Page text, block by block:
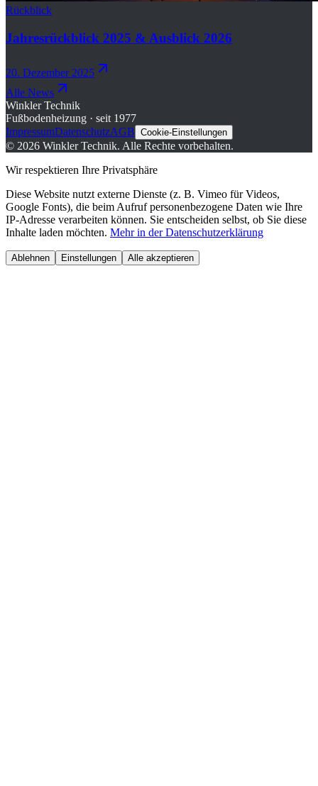
Rückblick
Jahresrückblick 2025 & Ausblick 2026
20. Dezember 2025
Alle News
Winkler Technik
Fußbodenheizung · seit 1977
ImpressumDatenschutzAGB Cookie-Einstellungen
© 2026 Winkler Technik. Alle Rechte vorbehalten.
Wir respektieren Ihre Privatsphäre
Diese Website nutzt externe Dienste (z. B. Vimeo für Videos,
Google Fonts), die beim Aufruf personenbezogene Daten wie Ihre
IP-Adresse verarbeiten können. Sie entscheiden selbst, ob Sie diese
Inhalte laden möchten. Mehr in der Datenschutzerklärung
Ablehnen Einstellungen Alle akzeptieren